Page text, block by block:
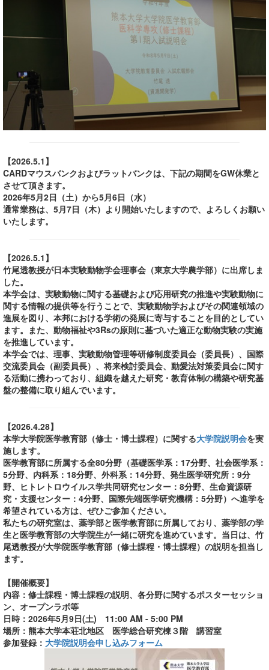
【2026.5.1】
CARDマウスバンクおよびラットバンクは、下記の期間をGW休業と
させて頂きます。
2026年5月2日（土）から5月6日（水）
通常業務は、5月7日（木）より開始いたしますので、よろしくお願い
いたします。
【2026.5.1】
竹尾透教授が日本実験動物学会理事会（東京大学農学部）に出席しま
した。
本学会は、実験動物に関する基礎および応用研究の推進や実験動物に
関する情報の提供等を行うことで、実験動物学およびその関連領域の
進展を図り、本邦における学術の発展に寄与することを目的としてい
ます。また、動物福祉や3Rsの原則に基づいた適正な動物実験の実施
を推進しています。
本学会では、理事、実験動物管理等研修制度委員会（委員長）、国際
交流委員会（副委員長）、将来検討委員会、動愛法対策委員会に関す
る活動に携わっており、組織を越えた研究・教育体制の構築や研究基
盤の整備に取り組んでいます。
【2026.4.28】
本学大学院医学教育部（修士・博士課程）に関する大学院説明会を実
施します。
医学教育部に所属する全80分野（基礎医学系：17分野、社会医学系：
5分野、内科系：18分野、外科系：14分野、発生医学研究所：9分
野、ヒトレトロウイルス学共同研究センター：8分野、生命資源研
究・支援センター：4分野、国際先端医学研究機構：5分野）へ進学を
希望されている方は、ぜひご参加ください。
私たちの研究室は、薬学部と医学教育部に所属しており、薬学部の学
生と医学教育部の大学院生が一緒に研究を進めています。当日は、竹
尾透教授が大学院医学教育部（修士課程・博士課程）の説明を担当し
ます。
【開催概要】
内容：修士課程・博士課程の説明、各分野に関するポスターセッショ
ン、オープンラボ等
日時：2026年5月9日(土) 11:00 AM - 5:00 PM
場所：熊本大学本荘北地区 医学総合研究棟３階 講習室
参加登録： 大学院説明会申し込みフォーム